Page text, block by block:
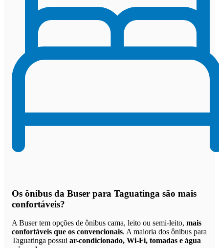
Os ônibus da Buser para Taguatinga são mais
confortáveis?
A Buser tem opções de ônibus cama, leito ou semi-leito, mais
confortáveis que os convencionais. A maioria dos ônibus para
Taguatinga possui ar-condicionado, Wi-Fi, tomadas e água